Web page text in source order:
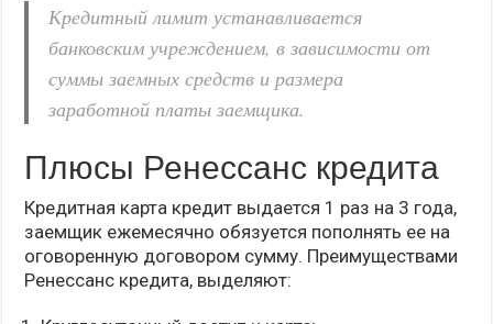
Кредитный лимит устанавливается
банковским учреждением, в зависимости от
суммы заемных средств и размера
заработной платы заемщика.
Плюсы Ренессанс кредита
Кредитная карта кредит выдается 1 раз на 3 года,
заемщик ежемесячно обязуется пополнять ее на
оговоренную договором сумму. Преимуществами
Ренессанс кредита, выделяют: